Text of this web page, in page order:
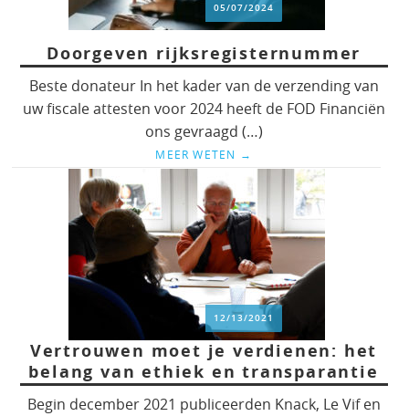
05/07/2024
Doorgeven rijksregisternummer
Beste donateur In het kader van de verzending van
uw fiscale attesten voor 2024 heeft de FOD Financiën
ons gevraagd (…)
MEER WETEN →
12/13/2021
Vertrouwen moet je verdienen: het
belang van ethiek en transparantie
Begin december 2021 publiceerden Knack, Le Vif en